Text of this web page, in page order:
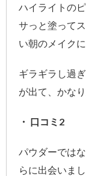
ハイライトの
サっと塗って
い朝のメイク
ギラギラし過
が出て、かな
・ 口コミ2
パウダーでは
らに出会いまし